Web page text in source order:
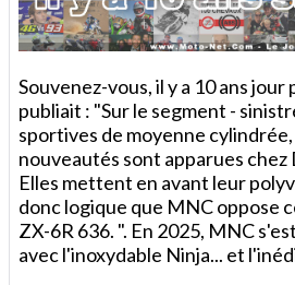
Souvenez-vous, il y a 10 ans
publiait : "Sur le segment -
sportives de moyenne
nouveautés sont apparues chez
Elles mettent en avant leur
donc logique que MNC oppose
ZX-6R 636. ". En 2025, MNC
avec l'inoxydable Ninja... et